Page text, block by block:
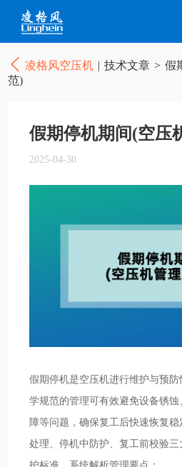
凌格风空压机 | 技术文章 > 假
范)
假期停机期间(空压
2025-04-30
假期停机是空压机进行维护与预
学规范的管理可有效避免设备锈
障等问题，确保复工后快速恢复
处理、停机中防护、复工前校验